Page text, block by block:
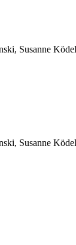
Susanne
Susanne